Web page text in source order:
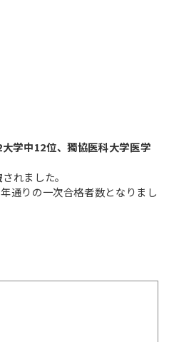
学中12位、獨協医科大学医学
されました。
通りの一次合格者数となりまし